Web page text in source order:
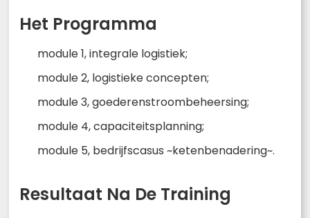
Het Programma
module 1, integrale logistiek;
module 2, logistieke concepten;
module 3, goederenstroombeheersing;
module 4, capaciteitsplanning;
module 5, bedrijfscasus ~ketenbenadering~.
Resultaat Na De Training